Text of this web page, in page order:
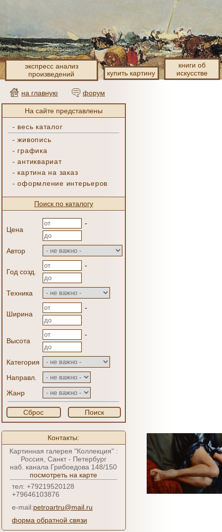
экспресс анализ
произведений
купить картину
книги об
искусстве
на главную форум
На сайте представлены
- весь каталог
-живопись
- графика
-антиквариат
- картина на заказ
-оформление интерьеров
Поиск по каталогу
Цена
-
Автор
Год созд.
-
Техника
Ширина
-
Высота
-
Категория
Направл.
Жанр
Сброс Поиск
Контакты:
Картинная галерея "Коллекция" :
Россия, Санкт - Петербург
наб. канала Грибоедова 148/150
посмотреть на карте
тел: +79219520128
+79646103876
e-mail:petroartru@mail.ru
форма обратной связи